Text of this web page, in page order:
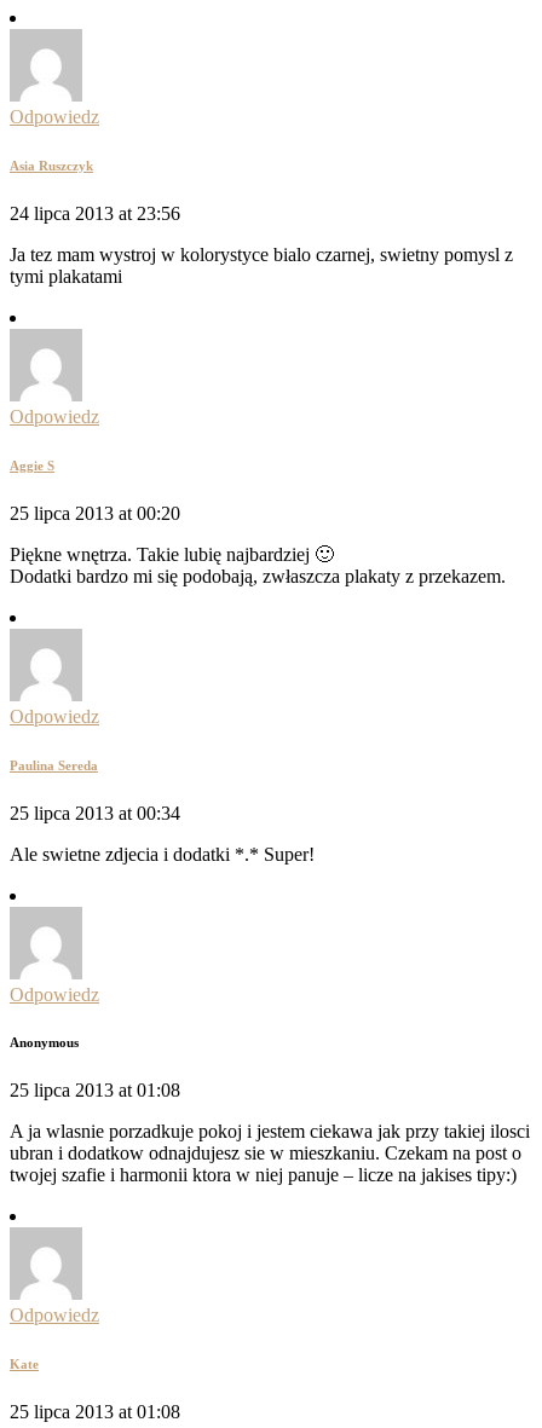
Odpowiedz
Asia Ruszczyk
24 lipca 2013 at 23:56
Ja tez mam wystroj w kolorystyce bialo czarnej, swietny pomysl z
tymi plakatami
Odpowiedz
Aggie S
25 lipca 2013 at 00:20
Piękne wnętrza. Takie lubię najbardziej 🙂
Dodatki bardzo mi się podobają, zwłaszcza plakaty z przekazem.
Odpowiedz
Paulina Sereda
25 lipca 2013 at 00:34
Ale swietne zdjecia i dodatki *.* Super!
Odpowiedz
Anonymous
25 lipca 2013 at 01:08
A ja wlasnie porzadkuje pokoj i jestem ciekawa jak przy takiej ilosci
ubran i dodatkow odnajdujesz sie w mieszkaniu. Czekam na post o
twojej szafie i harmonii ktora w niej panuje – licze na jakises tipy:)
Odpowiedz
Kate
25 lipca 2013 at 01:08